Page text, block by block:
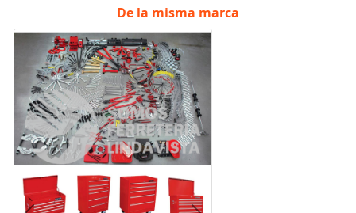
De la misma marca